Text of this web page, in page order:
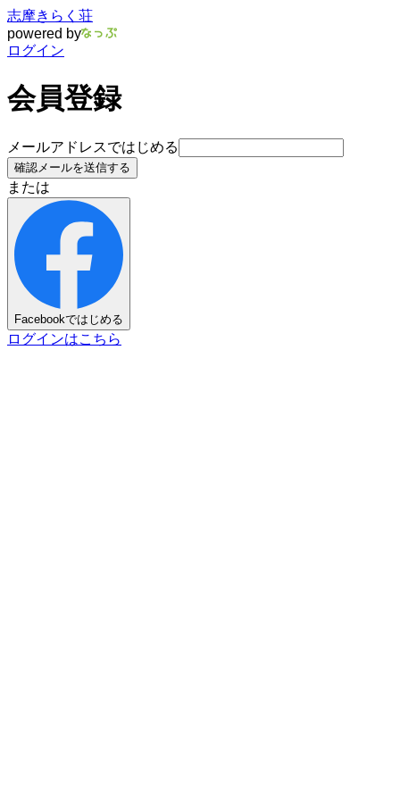
志摩きらく荘
powered by
ログイン
会員登録
メールアドレスではじめる
確認メールを送信する
または
Facebookではじめる
ログインはこちら